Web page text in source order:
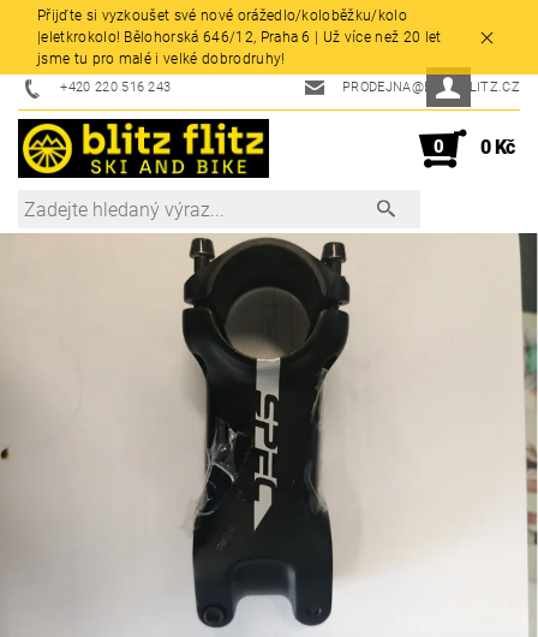
Přijďte si vyzkoušet své nové orážedlo/koloběžku/kolo
|eletkrokolo! Bělohorská 646/12, Praha 6 | Už více než 20 let
jsme tu pro malé i velké dobrodruhy!
+420 220 516 243 PRODEJNA@BLITZFLITZ.CZ
0 0 Kč